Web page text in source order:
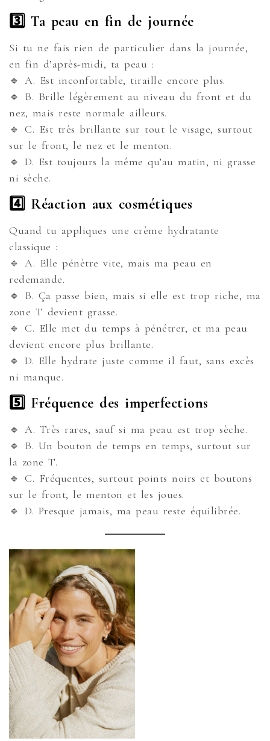
3️⃣ Ta peau en fin de journée
Si tu ne fais rien de particulier dans la journée,
en fin d’après-midi, ta peau :
🔹 A. Est inconfortable, tiraille encore plus.
🔹 B. Brille légèrement au niveau du front et du
nez, mais reste normale ailleurs.
🔹 C. Est très brillante sur tout le visage, surtout
sur le front, le nez et le menton.
🔹 D. Est toujours la même qu’au matin, ni grasse
ni sèche.
4️⃣ Réaction aux cosmétiques
Quand tu appliques une crème hydratante
classique :
🔹 A. Elle pénètre vite, mais ma peau en
redemande.
🔹 B. Ça passe bien, mais si elle est trop riche, ma
zone T devient grasse.
🔹 C. Elle met du temps à pénétrer, et ma peau
devient encore plus brillante.
🔹 D. Elle hydrate juste comme il faut, sans excès
ni manque.
5️⃣ Fréquence des imperfections
🔹 A. Très rares, sauf si ma peau est trop sèche.
🔹 B. Un bouton de temps en temps, surtout sur
la zone T.
🔹 C. Fréquentes, surtout points noirs et boutons
sur le front, le menton et les joues.
🔹 D. Presque jamais, ma peau reste équilibrée.